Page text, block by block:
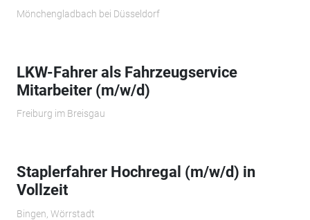
Mönchengladbach bei Düsseldorf
LKW-Fahrer als Fahrzeugservice
Mitarbeiter (m/w/d)
Freiburg im Breisgau
Staplerfahrer Hochregal (m/w/d) in
Vollzeit
Bingen, Wörrstadt